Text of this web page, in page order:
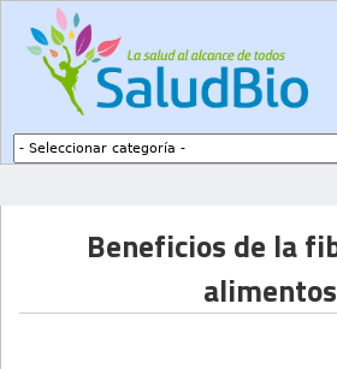
Beneficios de la
alimentos